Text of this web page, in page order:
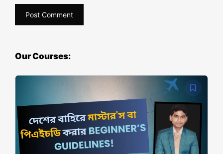
Our Courses: